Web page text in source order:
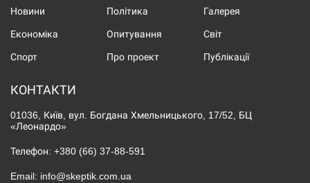
Новини Політика Галерея
Економіка Опитування Світ
Спорт Про проект Публікації
КОНТАКТИ
01036, Київ, вул. Богдана Хмельницького, 17/52, БЦ
«Леонардо»
Телефон: +380 (66) 37-88-591
Email: info@skeptik.com.ua